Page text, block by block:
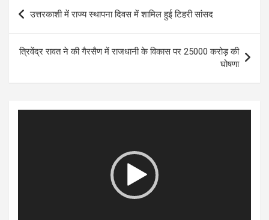
Post
navigation
उत्तरकाशी में राज्य स्थापना दिवस में शामिल हुई टिहरी सांसद
त्रिवेंद्र रावत ने की गैरसैण में राजधानी के विकास पर 25000 करोड़ की
घोषणा